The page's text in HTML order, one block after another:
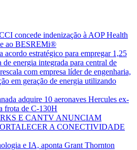
concede indenização à AOP Health
ao BESREMi®
acordo estratégico para empregar 1,25
energia integrada para central de
com empresa líder de engenharia,
em geração de energia utilizando
adquire 10 aeronaves Hercules ex-
frota de C-130H
E CANTV ANUNCIAM
A CONECTIVIDADE
e IA, aponta Grant Thornton